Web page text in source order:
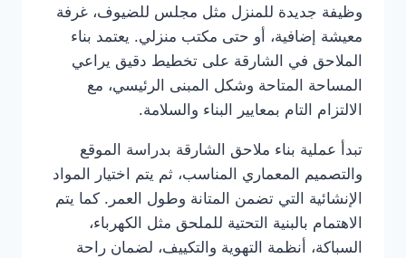
وظيفة جديدة للمنزل مثل مجلس للضيوف، غرفة
معيشة إضافية، أو حتى مكتب منزلي. يعتمد بناء
الملاحق في الشارقة على تخطيط دقيق يراعي
المساحة المتاحة وشكل المبنى الرئيسي، مع
الالتزام التام بمعايير البناء والسلامة.
تبدأ عملية بناء ملاحق الشارقة بدراسة الموقع
والتصميم المعماري المناسب، ثم يتم اختيار المواد
الإنشائية التي تضمن المتانة وطول العمر. كما يتم
الاهتمام بالبنية التحتية للملحق مثل الكهرباء،
السباكة، أنظمة التهوية والتكييف، لضمان راحة